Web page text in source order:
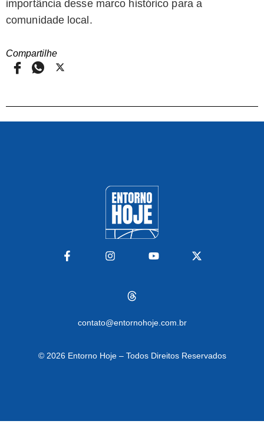
importância desse marco histórico para a
comunidade local.
Compartilhe
contato@entornohoje.com.br
© 2026 Entorno Hoje – Todos Direitos Reservados